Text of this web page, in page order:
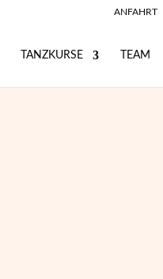
ANFAHRT
TANZKURSE TEAM